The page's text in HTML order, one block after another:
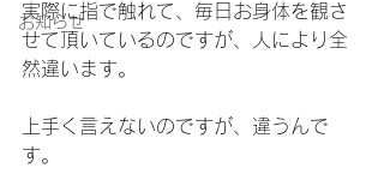
お知らせ
実際に指で触れて、毎日お身体を観さ
せて頂いているのですが、人により全
然違います。
上手く言えないのですが、違うんで
す。